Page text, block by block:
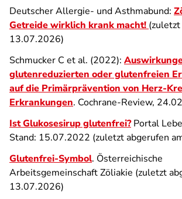
Deutscher Allergie- und Asthmabund:
Getreide wirklich krank macht!
13.07.2026)
Schmucker C et al. (2022):
glutenreduzierten oder glutenfreien
auf die Primärprävention von Herz-
Erkrankungen. Cochrane-Review,
Ist Glukosesirup glutenfrei?Portal
Stand: 15.07.2022 (zuletzt abgerufen
Glutenfrei-Symbol. Österreichische
Arbeitsgemeinschaft Zöliakie (zuletzt
13.07.2026)